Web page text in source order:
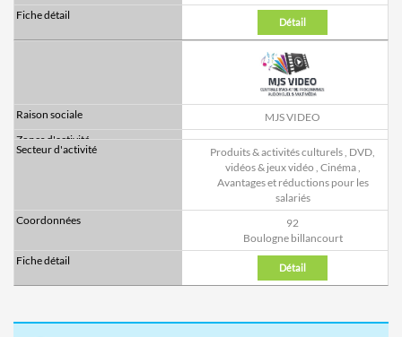
Détail
MJS VIDEO
Produits & activités culturels DVD,
vidéos & jeux vidéo Cinéma,
Avantages et réductions pour les
salariés
92
Boulogne billancourt
Détail